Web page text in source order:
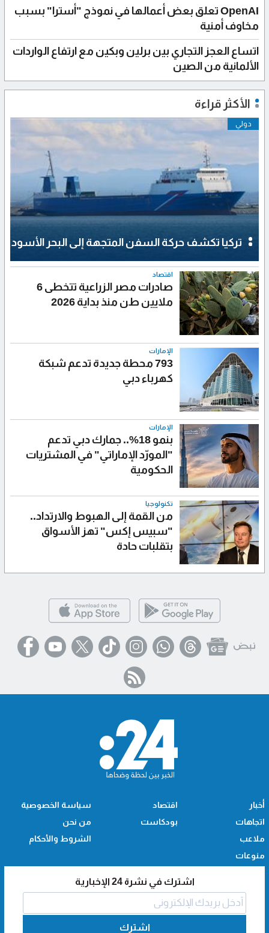
OpenAI تعلق بعض أعمالها في نموذج "أسترا" بسبب
مخاوف أمنية
اتساع العجز التجاري بين برلين وبكين مع ارتفاع الواردات
الألمانية من الصين
الأكثر قراءة
دولي
تركيا تكشف حركة السفن المتجهة إلى البحر الأسود
اقتصاد
صادرات مصر الزراعية تتخطى 6
ملايين طن منذ بداية 2026
الإمارات
793 محطة جديدة تدعم شبكة
كهرباء دبي
الإمارات
بنمو 18%.. جمارك دبي تدعم
"المورّد الإماراتي" في المشتريات
الحكومية
تكنولوجيا
من القمة إلى الهبوط والارتداد..
"سبيس إكس" تهز الأسواق
بتقلبات حادة
أخبار
اتجاهات
ملاعب
منوعات
اقتصاد
بودكاست
سياسة الخصوصية
من نحن
الشروط والأحكام
اشترك في نشرة 24 الإخبارية
اشترك